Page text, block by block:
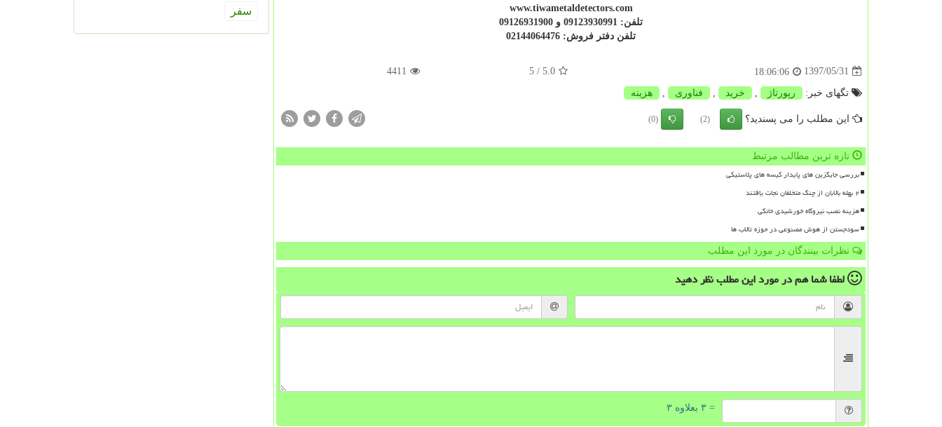
www.tiwametaldetectors.com
تلفن: 09123930991 و 09126931900
تلفن دفتر فروش: 02144064476
1397/05/31
18:06:06
5.0
/ 5
4411
تگهای خبر: رپورتاژ خرید فناوری هزینه
این مطلب را می پسندید؟ (2)
(0)
تازه ترین مطالب مرتبط
بررسی جایگزین های پایدار کیسه های پلاستیکی
۲ بهله بالابان از چنگ متخلفان نجات یافتند
هزینه نصب نیروگاه خورشیدی خانگی
سودجستن از هوش مصنوعی در حوزه تالاب ها
نظرات بینندگان در مورد این مطلب
لطفا شما همدر مورد این مطلبنظر دهید
= ۳ بعلاوه ۳
سفر